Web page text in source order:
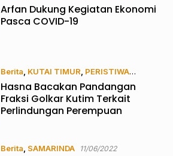
13/06/2022
Arfan Dukung Kegiatan Ekonomi
Pasca COVID-19
Berita KUTAI TIMUR PERISTIWA
13/06/2022
Hasna Bacakan Pandangan
Fraksi Golkar Kutim Terkait
Perlindungan Perempuan
Berita, SAMARINDA 11/06/2022